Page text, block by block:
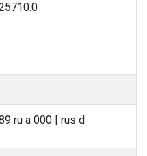
ru a 000 | rus d